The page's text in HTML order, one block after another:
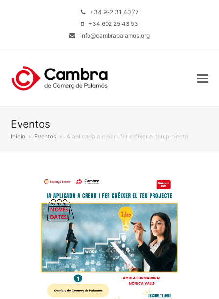
+34 972 31 40 77
+34 602 25 43 53
info@cambrapalamos.org
Eventos
Inicio » Eventos » IA aplicada a crear i fer créixer el teu projecte